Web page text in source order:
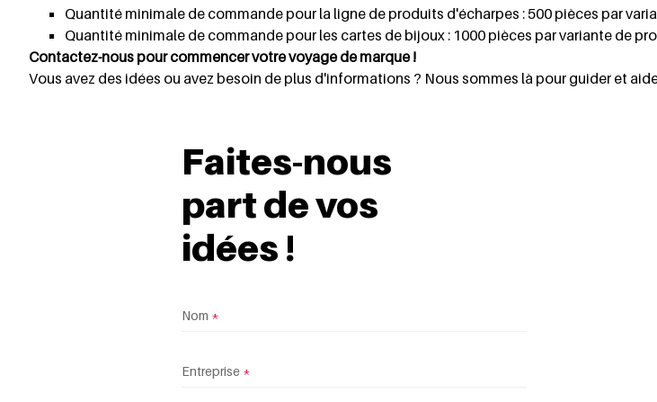
Quantité minimale de commande pour la ligne de produits d'écharpes : 500 pièces par
Quantité minimale de commande pour les cartes de bijoux : 1000 pièces par variante de
Contactez-nous pour commencer votre voyage de marque !
Vous avez des idées ou avez besoin de plus d'informations ? Nous sommes là pour guider et
Faites-nous
part de vos
idées !
Nom *
Entreprise *